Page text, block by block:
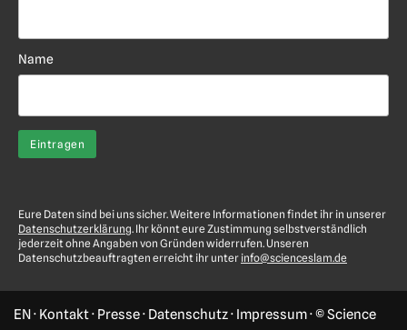
Name
Eure Daten sind bei uns sicher. Weitere Informationen findet ihr in unserer
Datenschutzerklärung. Ihr könnt eure Zustimmung selbstverständlich
jederzeit ohne Angaben von Gründen widerrufen. Unseren
Datenschutzbeauftragten erreicht ihr unter info@scienceslam.de
EN· Kontakt· Presse· Datenschutz· Impressum· © Science